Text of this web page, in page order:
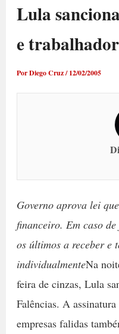
Lula
e
PorDiego Cruz/12/02/2005
Governo aprova lei
financeiro. Em caso
os últimos a receber e
individualmenteNa
feira de cinzas, Lula
Falências. A
empresas falidas